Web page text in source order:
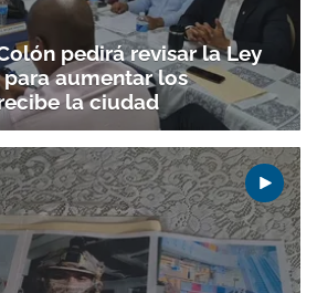
pedirá revisar la Ley
aumentar los
la ciudad